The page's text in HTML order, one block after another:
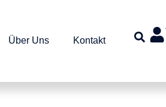
Über Uns Kontakt